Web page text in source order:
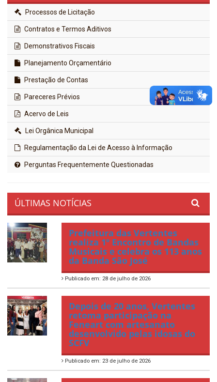
Processos de Licitação
Contratos e Termos Aditivos
Demonstrativos Fiscais
Planejamento Orçamentário
Prestação de Contas
Pareceres Prévios
Acervo de Leis
Lei Orgânica Municipal
Regulamentação da Lei de Acesso à Informação
Perguntas Frequentemente Questionadas
ÚLTIMAS NOTÍCIAS
Prefeitura das Vertentes
realiza 1º Encontro de Bandas
Musicais e celebra os 113 anos
da Banda São José
Publicado em: 28 de julho de 2026
Depois de 20 anos, Vertentes
retoma participação na
Feneart com artesanato
desenvolvido pelas idosas do
SCFV
Publicado em: 23 de julho de 2026